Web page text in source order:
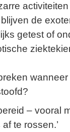
de
getest of
– vooral
te rossen.’